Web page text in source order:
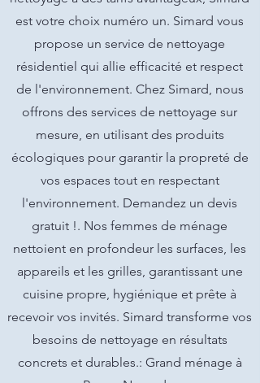
est votre choix numéro un. Simard vous
propose un service de nettoyage
résidentiel qui allie efficacité et respect
de l'environnement. Chez Simard, nous
offrons des services de nettoyage sur
mesure, en utilisant des produits
écologiques pour garantir la propreté de
vos espaces tout en respectant
l'environnement. Demandez un devis
gratuit !. Nos femmes de ménage
nettoient en profondeur les surfaces, les
appareils et les grilles, garantissant une
cuisine propre, hygiénique et prête à
recevoir vos invités. Simard transforme vos
besoins de nettoyage en résultats
concrets et durables.: Grand ménage à